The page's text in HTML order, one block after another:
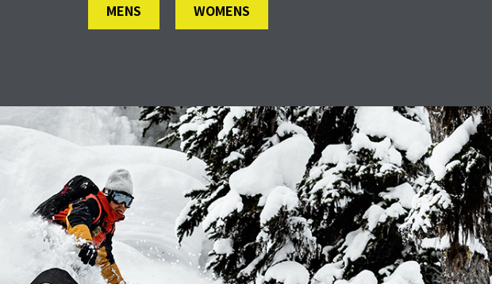
MENS WOMENS